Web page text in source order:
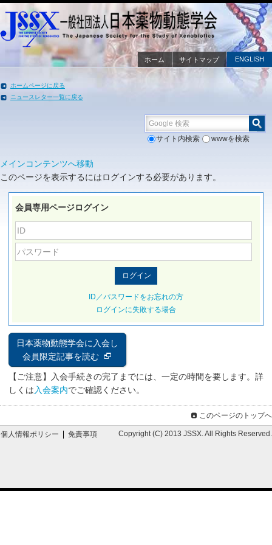
ENGLISH
ホーム サイトマップ
ホームページに戻る
ニュースレター一覧に戻る
Google 検索
サイト内検索 wwwを検索
メインコンテンツへ移動
このページを表示するにはログインする必要があります。
会員専用ページログイン
ID／パスワードをお忘れの方
ログインに失敗する場合
日本薬物動態学会に入会し
会員限定記事を読む
【ご注意】入会手続きの完了までには、一定の時間を要します。詳
しくは 入会案内でご確認ください。
このページのトップへ
個人情報ポリシー 免責事項 Copyright (C) 2013 JSSX. All Rights Reserved.